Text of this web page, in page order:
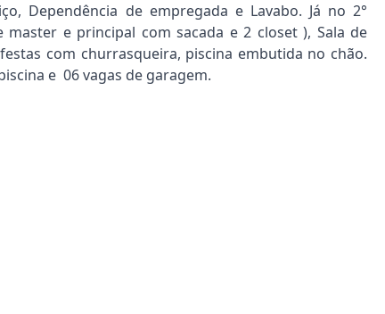
Dependência de empregada e Lavabo. Já no 2°
master e principal com sacada e 2 closet ), Sala de
com churrasqueira, piscina embutida no chão.
e 06 vagas de garagem.